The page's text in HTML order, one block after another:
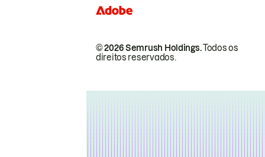
© 2026 Semrush Holdings.Todos os
direitos reservados.